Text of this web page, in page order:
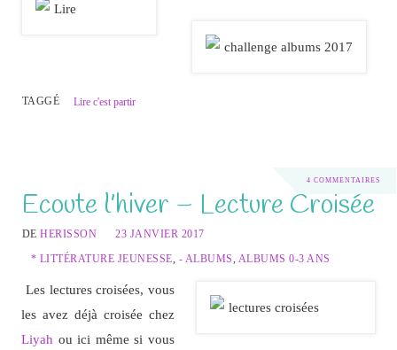
TAGGÉ Lire c'est partir
4 COMMENTAIRES
Ecoute l’hiver – Lecture Croisée
DEHERISSON
23 JANVIER 2017
* LITTÉRATURE JEUNESSE, - ALBUMS, ALBUMS 0-3 ANS
Les lectures croisées, vous
les avez déjà croisée chez
Liyah ou ici même si vous